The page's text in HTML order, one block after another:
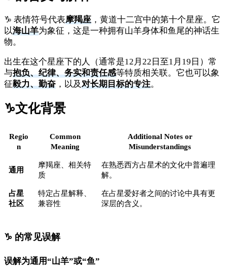
♑ 表情符号代表摩羯座 ，黄道十二宫中的第十个星座。它
以海山羊为象征，这是一种拥有山羊身体和鱼尾的神话生
物。
出生在这个星座下的人（通常是12月22日至1月19日）常
与抱负、纪律、务实和责任感等特质相关联。它也可以象
征毅力、勤奋 ，以及对长期目标的专注。
♑文化背景
Regio
n
Common
Meaning
Additional Notes or
Misunderstandings
通用
摩羯座、相关特
质
在熟悉西方占星术的文化中普遍理
解。
占星
社区
特定占星解释、
兼容性
在占星爱好者之间的讨论中具有更
深层的含义。
♑ 的常见误解
误解为通用“山羊”或“鱼”